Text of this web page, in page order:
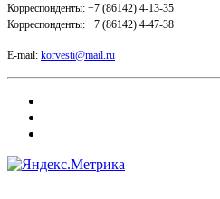
Корреспонденты: +7 (86142) 4-13-35
Корреспонденты: +7 (86142) 4-47-38
E-mail: korvesti@mail.ru